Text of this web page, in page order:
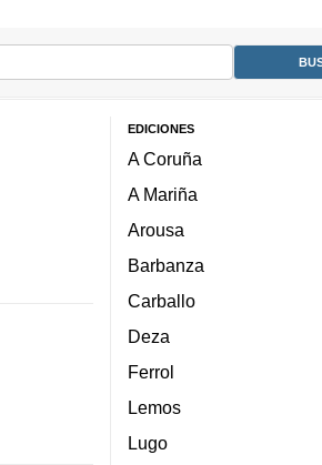
EDICIONES
A Coruña
A Mariña
Arousa
Barbanza
Carballo
Deza
Ferrol
Lemos
Lugo